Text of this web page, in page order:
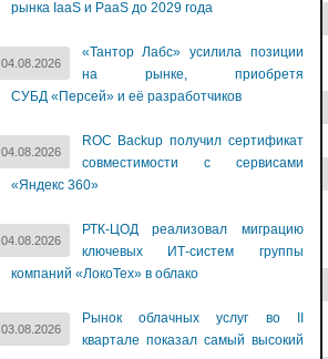
рынка IaaS и PaaS до 2029 года
04.08.2026
«Тантор Лабс» усилила позиции
на рынке, приобретя
СУБД «Персей» и её разработчиков
04.08.2026
ROC Backup получил сертификат
совместимости с сервисами
«Яндекс 360»
04.08.2026
РТК-ЦОД реализовал миграцию
ключевых ИТ-систем группы
компаний «ЛокоТех» в облако
03.08.2026
Рынок облачных услуг во II
квартале показал самый высокий